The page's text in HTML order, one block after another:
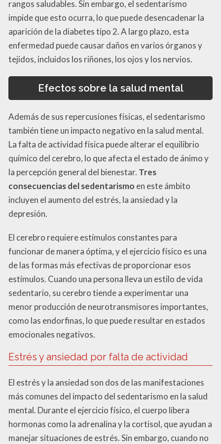
rangos saludables. Sin embargo, el sedentarismo
impide que esto ocurra, lo que puede desencadenar la
aparición de la diabetes tipo 2. A largo plazo, esta
enfermedad puede causar daños en varios órganos y
tejidos, incluidos los riñones, los ojos y los nervios.
Efectos sobre la salud mental
Además de sus repercusiones físicas, el sedentarismo
también tiene un impacto negativo en la salud mental.
La falta de actividad física puede alterar el equilibrio
químico del cerebro, lo que afecta el estado de ánimo y
la percepción general del bienestar. Tres
consecuencias del sedentarismo en este ámbito
incluyen el aumento del estrés, la ansiedad y la
depresión.
El cerebro requiere estímulos constantes para
funcionar de manera óptima, y el ejercicio físico es una
de las formas más efectivas de proporcionar esos
estímulos. Cuando una persona lleva un estilo de vida
sedentario, su cerebro tiende a experimentar una
menor producción de neurotransmisores importantes,
como las endorfinas, lo que puede resultar en estados
emocionales negativos.
Estrés y ansiedad por falta de actividad
El estrés y la ansiedad son dos de las manifestaciones
más comunes del impacto del sedentarismo en la salud
mental. Durante el ejercicio físico, el cuerpo libera
hormonas como la adrenalina y la cortisol, que ayudan a
manejar situaciones de estrés. Sin embargo, cuando no